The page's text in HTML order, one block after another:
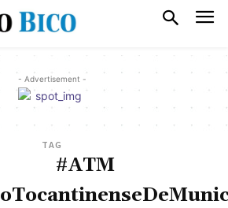
- Advertisement -
TAG
#ATM